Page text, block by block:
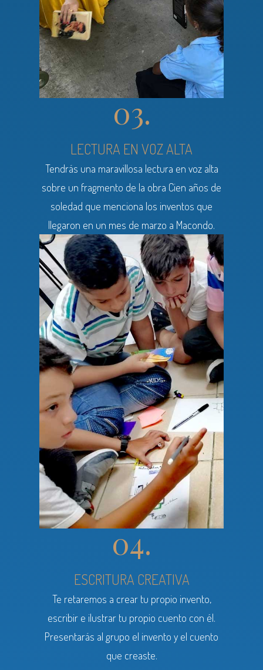
03.
LECTURA EN VOZ ALTA
Tendrás una maravillosa lectura en voz alta
sobre un fragmento de la obra Cien años de
soledad que menciona los inventos que
llegaron en un mes de marzo a Macondo.
04.
ESCRITURA CREATIVA
Te retaremos a crear tu propio invento,
escribir e ilustrar tu propio cuento con él.
Presentarás al grupo el invento y el cuento
que creaste.